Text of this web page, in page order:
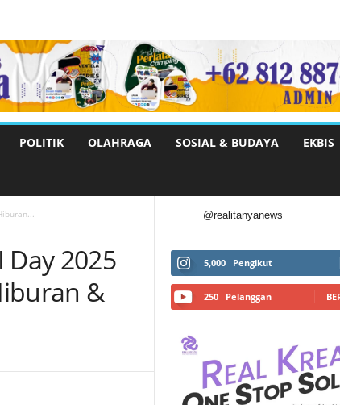
POLITIK OLAHRAGA SOSIAL & BUDAYA EKBIS
Day 2025
&
@realitanyanews
5,000 Pengikut
250 Pelanggan